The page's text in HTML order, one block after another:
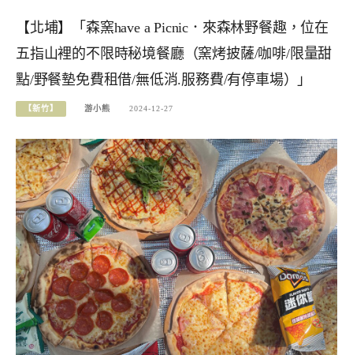
【北埔】「森窯have a Picnic．來森林野餐趣，位在
五指山裡的不限時秘境餐廳（窯烤披薩/咖啡/限量甜
點/野餐墊免費租借/無低消.服務費/有停車場）」
【新竹】 游小熊 2024-12-27